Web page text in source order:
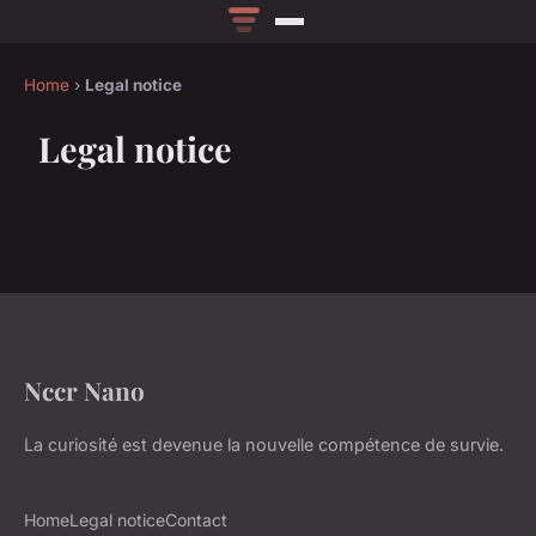
Home › Legal notice
Legal notice
Nccr Nano
La curiosité est devenue la nouvelle compétence de survie.
HomeLegal noticeContact